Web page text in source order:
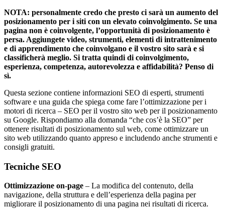
NOTA: personalmente credo che presto ci sarà un aumento del
posizionamento per i siti con un elevato coinvolgimento. Se una
pagina non è coinvolgente, l’opportunità di posizionamento è
persa. Aggiungete video, strumenti, elementi di intrattenimento
e di apprendimento che coinvolgano e il vostro sito sarà e si
classificherà meglio. Si tratta quindi di coinvolgimento,
esperienza, competenza, autorevolezza e affidabilità? Penso di
sì.
Questa sezione contiene informazioni SEO di esperti, strumenti
software e una guida che spiega come fare l’ottimizzazione per i
motori di ricerca – SEO per il vostro sito web per il posizionamento
su Google. Rispondiamo alla domanda “che cos’è la SEO” per
ottenere risultati di posizionamento sul web, come ottimizzare un
sito web utilizzando quanto appreso e includendo anche strumenti e
consigli gratuiti.
Tecniche SEO
Ottimizzazione on-page – La modifica del contenuto, della
navigazione, della struttura e dell’esperienza della pagina per
migliorare il posizionamento di una pagina nei risultati di ricerca.